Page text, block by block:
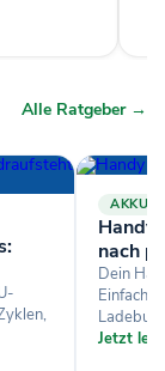
Alle Ratgeber →
AKKU
Handy
nach
Dein
Jetzt